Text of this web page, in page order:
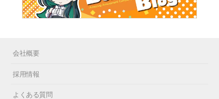
会社概要
採用情報
よくある質問